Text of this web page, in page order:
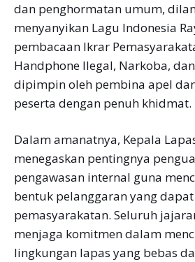
dan penghormatan umum,
menyanyikan Lagu Indonesia
pembacaan Ikrar
Handphone Ilegal, Narkoba,
dipimpin oleh pembina apel
peserta dengan penuh khidmat.
Dalam amanatnya, Kepala
menegaskan pentingnya
pengawasan internal guna
bentuk pelanggaran yang
pemasyarakatan. Seluruh
menjaga komitmen dalam
lingkungan lapas yang bebas